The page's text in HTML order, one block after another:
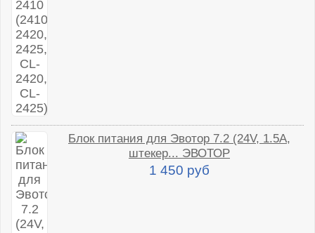
Блок питания для Эвотор 7.2 (24V, 1.5A,
штекер... ЭВОТОР
1 450 руб